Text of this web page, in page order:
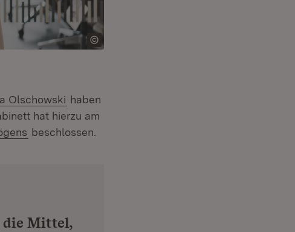
Olschowski haben
hat hierzu am
(Öffnet in neuem Fenster)
beschlossen.
die Mittel,